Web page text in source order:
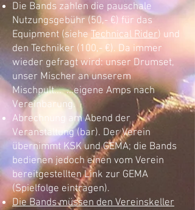
Die Bands zahlen die pauschale
Nutzungsgebühr (50,- €) für das
Equipment (siehe Technical Rider) und
den Techniker (100,- €). Da immer
wieder gefragt wird: unser Drumset,
unser Mischer an unserem
Mischpult... ...eigene Amps nach
Vereinbarung.
Abrechnung am Abend der
Veranstaltung (bar). Der Verein
übernimmt KSK und GEMA; die Bands
bedienen jedoch einen vom Verein
bereitgestellten Link zur GEMA
(Spielfolge eintragen).
Die Bands müssen den Vereinskeller